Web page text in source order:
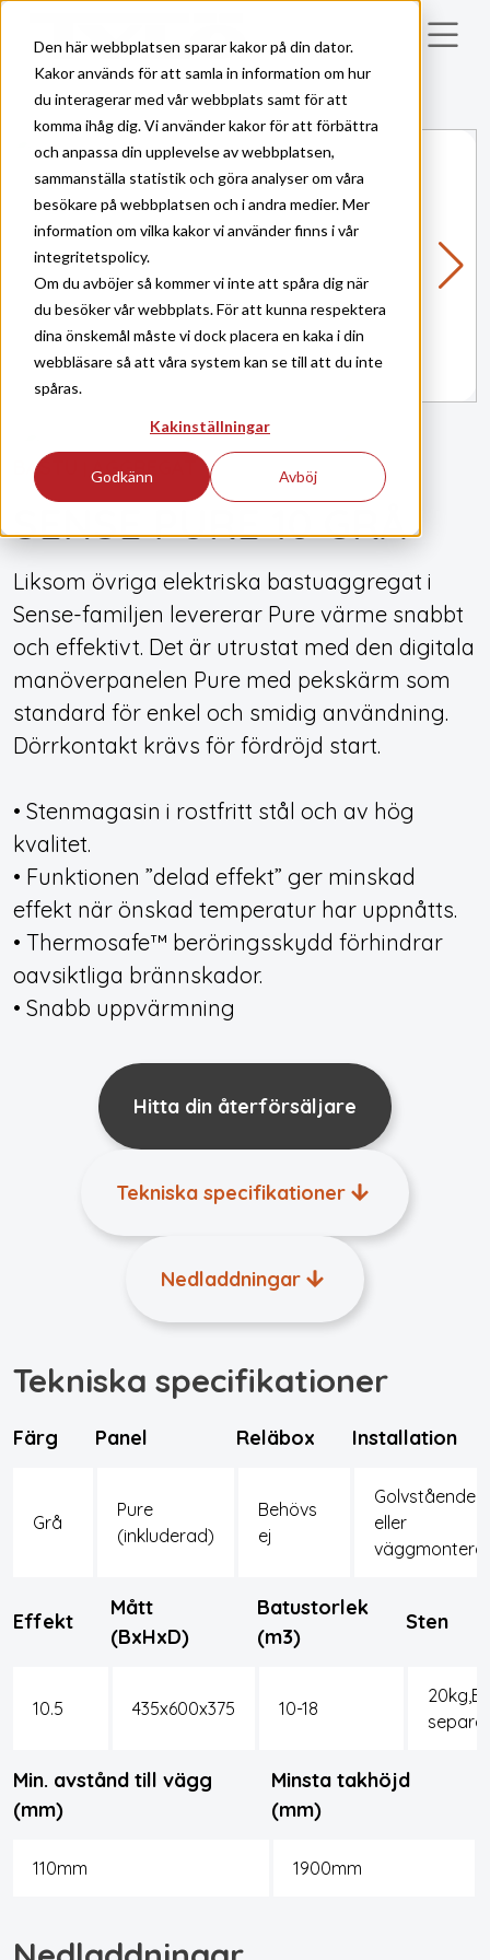
Den här webbplatsen sparar kakor på din dator.
Kakor används för att samla in information om hur
du interagerar med vår webbplats samt för att
komma ihåg dig. Vi använder kakor för att förbättra
och anpassa din upplevelse av webbplatsen,
sammanställa statistik och göra analyser om våra
besökare på webbplatsen och i andra medier. Mer
information om vilka kakor vi använder finns i vår
integritetspolicy.
Om du avböjer så kommer vi inte att spåra dig när
du besöker vår webbplats. För att kunna respektera
dina önskemål måste vi dock placera en kaka i din
webbläsare så att våra system kan se till att du inte
spåras.
Kakinställningar
Godkänn Avböj
Skip to main content
BASTU AGGREGAT
SENSE PURE 10 GRÅ
Liksom övriga elektriska bastuaggregat i
Sense-familjen levererar Pure värme snabbt
och effektivt. Det är utrustat med den digitala
manöverpanelen Pure med pekskärm som
standard för enkel och smidig användning.
Dörrkontakt krävs för fördröjd start.
• Stenmagasin i rostfritt stål och av hög
kvalitet.
• Funktionen ”delad effekt” ger minskad
effekt när önskad temperatur har uppnåtts.
• Thermosafe™ beröringsskydd förhindrar
oavsiktliga brännskador.
• Snabb uppvärmning
Hitta din återförsäljare
Tekniska specifikationer
Nedladdningar
Tekniska specifikationer
Färg Panel Reläbox Installation
Grå
Pure
(inkluderad)
Behövs
ej
Golvstående
eller
Effekt
Mått
(BxHxD)
Batustorlek
(m3)
Sten
10.5 435x600x375 10-18
Min. avstånd till vägg
(mm)
Minsta takhöjd
(mm)
110mm 1900mm